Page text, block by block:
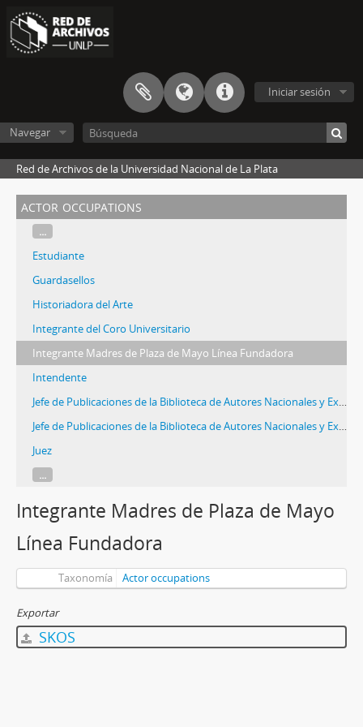
Iniciar sesión
Navegar
Red de Archivos de la Universidad Nacional de La Plata
actor occupations
...
Estudiante
Guardasellos
Historiadora del Arte
Integrante del Coro Universitario
Integrante Madres de Plaza de Mayo Línea Fundadora
Intendente
Jefe de Publicaciones de la Biblioteca de Autores Nacionales y Extranjeros
Jefe de Publicaciones de la Biblioteca de Autores Nacionales y Extranjeros (UNLP)
Juez
...
Integrante Madres de Plaza de Mayo
Línea Fundadora
Taxonomía Actor occupations
Exportar
SKOS